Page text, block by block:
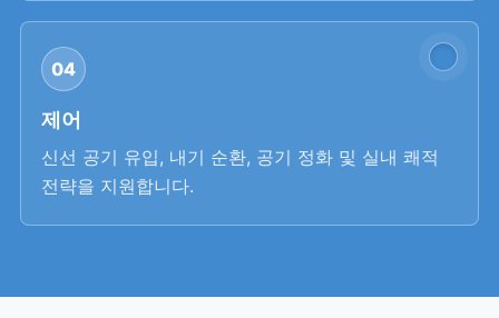
04
제어
신선 공기 유입, 내기 순환, 공기 정화 및 실내 쾌적
전략을 지원합니다.